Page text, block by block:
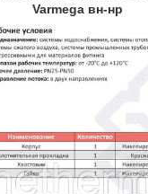
Varmega вн-нр